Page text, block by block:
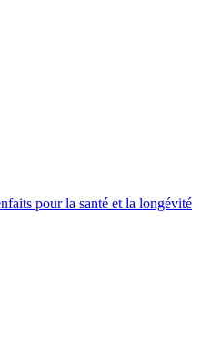
pour la santé et la longévité